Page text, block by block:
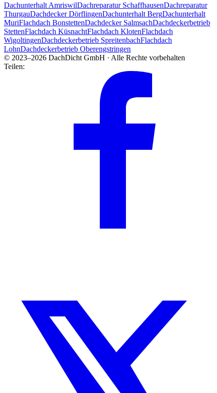
Dachunterhalt AmriswilDachreparatur SchaffhausenDachreparatur
ThurgauDachdecker DörflingenDachunterhalt BergDachunterhalt
MuriFlachdach BonstettenDachdecker SalmsachDachdeckerbetrieb
StettenFlachdach KüsnachtFlachdach KlotenFlachdach
WigoltingenDachdeckerbetrieb SpreitenbachFlachdach
LohnDachdeckerbetrieb Oberengstringen
© 2023–2026 DachDicht GmbH · Alle Rechte vorbehalten
Teilen: